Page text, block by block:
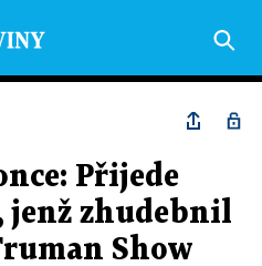
Přijede
jenž zhudebnil
Show